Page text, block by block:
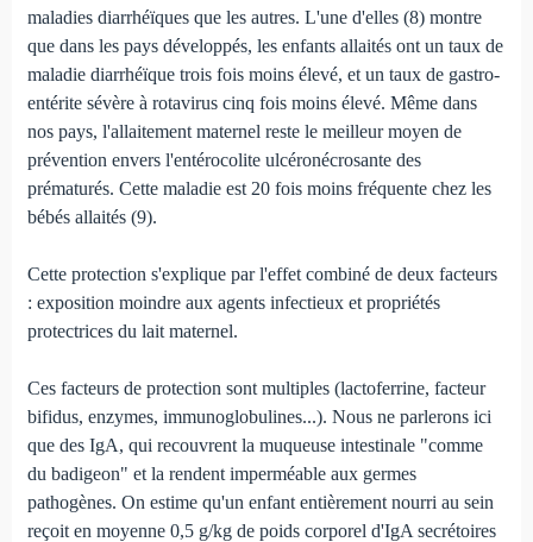
maladies diarrhéïques que les autres. L'une d'elles (8) montre
que dans les pays développés, les enfants allaités ont un taux de
maladie diarrhéïque trois fois moins élevé, et un taux de gastro-
entérite sévère à rotavirus cinq fois moins élevé. Même dans
nos pays, l'allaitement maternel reste le meilleur moyen de
prévention envers l'entérocolite ulcéronécrosante des
prématurés. Cette maladie est 20 fois moins fréquente chez les
bébés allaités (9).
Cette protection s'explique par l'effet combiné de deux facteurs
: exposition moindre aux agents infectieux et propriétés
protectrices du lait maternel.
Ces facteurs de protection sont multiples (lactoferrine, facteur
bifidus, enzymes, immunoglobulines...). Nous ne parlerons ici
que des IgA, qui recouvrent la muqueuse intestinale "comme
du badigeon" et la rendent imperméable aux germes
pathogènes. On estime qu'un enfant entièrement nourri au sein
reçoit en moyenne 0,5 g/kg de poids corporel d'IgA secrétoires